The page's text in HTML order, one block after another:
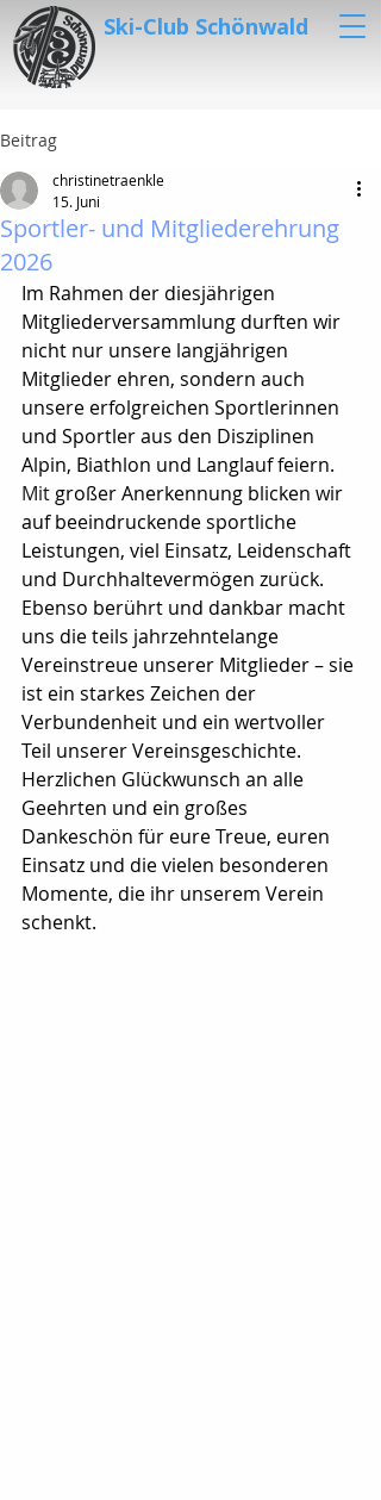
Ski-Club Schönwald
Beitrag
Sportler- und Mitgliederehrung
2026
christinetraenkle
15. Juni
Im Rahmen der diesjährigen
Mitgliederversammlung durften wir
nicht nur unsere langjährigen
Mitglieder ehren, sondern auch
unsere erfolgreichen Sportlerinnen
und Sportler aus den Disziplinen
Alpin, Biathlon und Langlauf feiern.
Mit großer Anerkennung blicken wir
auf beeindruckende sportliche
Leistungen, viel Einsatz, Leidenschaft
und Durchhaltevermögen zurück.
Ebenso berührt und dankbar macht
uns die teils jahrzehntelange
Vereinstreue unserer Mitglieder – sie
ist ein starkes Zeichen der
Verbundenheit und ein wertvoller
Teil unserer Vereinsgeschichte.
Herzlichen Glückwunsch an alle
Geehrten und ein großes
Dankeschön für eure Treue, euren
Einsatz und die vielen besonderen
Momente, die ihr unserem Verein
schenkt.